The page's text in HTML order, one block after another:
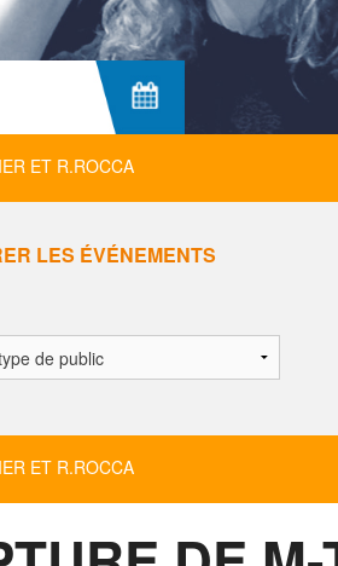
ET R.ROCCA
LES ÉVÉNEMENTS
ET R.ROCCA